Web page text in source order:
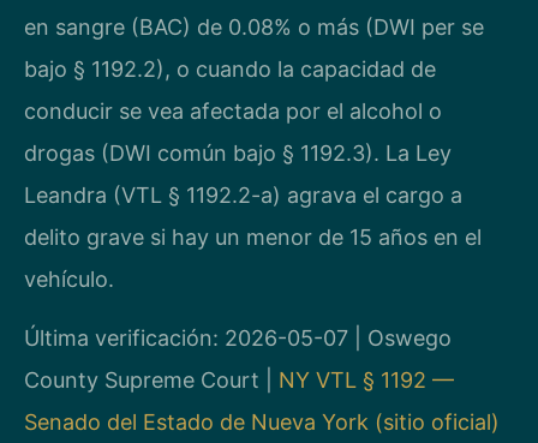
en sangre (BAC) de 0.08% o más (DWI per se
bajo § 1192.2), o cuando la capacidad de
conducir se vea afectada por el alcohol o
drogas (DWI común bajo § 1192.3). La Ley
Leandra (VTL § 1192.2-a) agrava el cargo a
delito grave si hay un menor de 15 años en el
vehículo.
Última verificación: 2026-05-07 | Oswego
County Supreme Court | NY VTL § 1192 —
Senado del Estado de Nueva York (sitio oficial)